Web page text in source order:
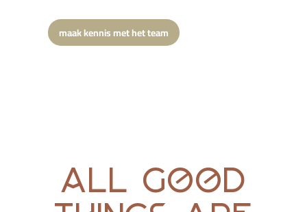
maak kennis met het team
all good